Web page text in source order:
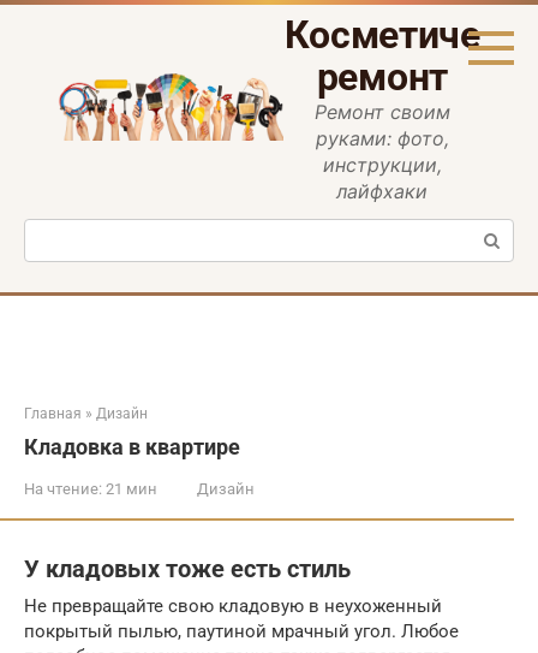
Перейти
ремонт
Ремонт своим
руками: фото,
инструкции,
лайфхаки
Поиск:
Главная » Дизайн
Кладовка в квартире
На чтение: 21 мин Дизайн
У кладовых тоже есть стиль
Не превращайте свою кладовую в неухоженный
покрытый пылью, паутиной мрачный угол. Любое